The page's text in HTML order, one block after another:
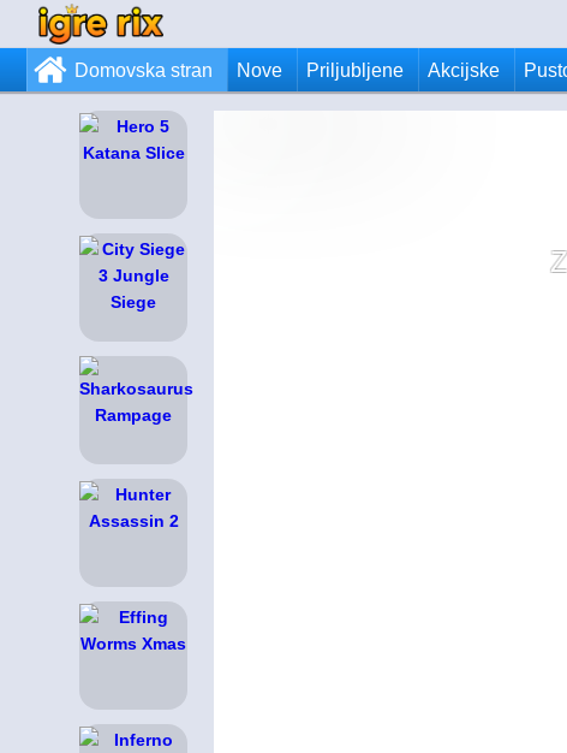
Domovska stran Nove Priljubljene Akcijske